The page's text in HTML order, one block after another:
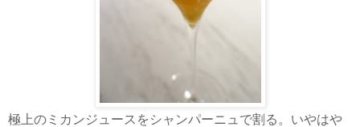
極上のミカンジュースをシャンパーニュで割る。いやはや